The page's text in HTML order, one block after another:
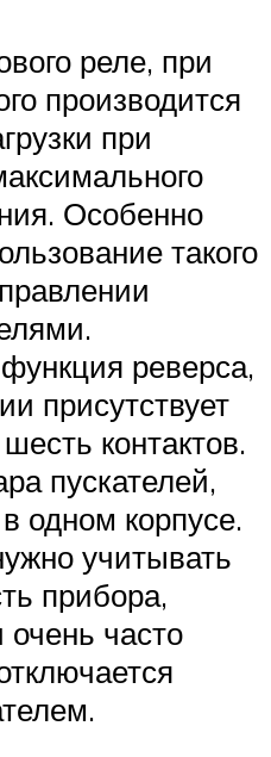
реле, при
производится
при
Особенно
такого
реверса,
присутствует
контактов.
пускателей,
одном корпусе.
учитывать
прибора,
часто